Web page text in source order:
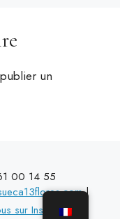
un
00 14 55
|
sur Instagram